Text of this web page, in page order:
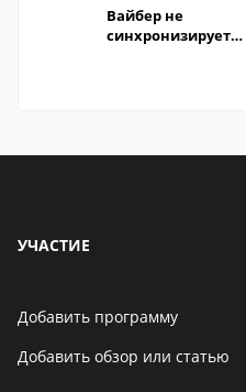
Вайбер не
синхронизирует
УЧАСТИЕ
Добавить программу
Добавить обзор или статью